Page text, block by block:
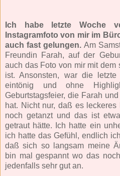
Ich habe letzte Woche
Instagramfoto von mir im
auch fast gelungen. Am
Freundin Farah, auf der
auch das Foto von mir mit dem
ist. Ansonsten, war die
eintönig und ohne
Geburtstagsfeier, die Farah
hat. Nicht nur, daß es
noch getanzt und das ist
getraut hätte. Ich hatte ein
ich hatte das Gefühl, endlich
daß sich so langsam meine
bin mal gespannt wo das
jedenfalls sehr gut an.